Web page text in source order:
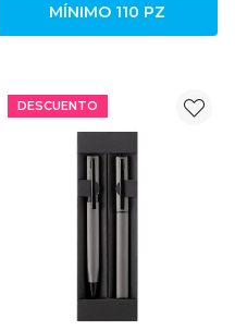
MÍNIMO 110 PZ
DESCUENTO